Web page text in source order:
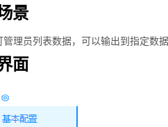
景
管理员列表数据，可以输出到指定数
面